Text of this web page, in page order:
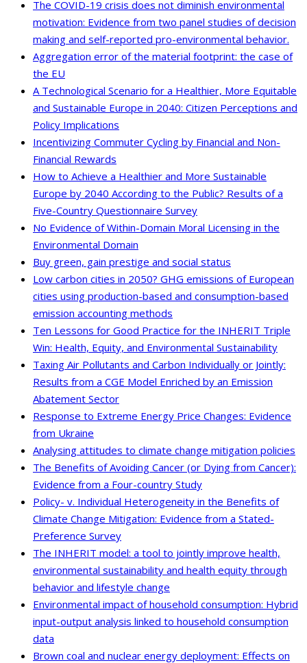
The COVID-19 crisis does not diminish environmental
motivation: Evidence from two panel studies of decision
making and self-reported pro-environmental behavior.
Aggregation error of the material footprint: the case of
the EU
A Technological Scenario for a Healthier, More Equitable
and Sustainable Europe in 2040: Citizen Perceptions and
Policy Implications
Incentivizing Commuter Cycling by Financial and Non-
Financial Rewards
How to Achieve a Healthier and More Sustainable
Europe by 2040 According to the Public? Results of a
Five-Country Questionnaire Survey
No Evidence of Within-Domain Moral Licensing in the
Environmental Domain
Buy green, gain prestige and social status
Low carbon cities in 2050? GHG emissions of European
cities using production-based and consumption-based
emission accounting methods
Ten Lessons for Good Practice for the INHERIT Triple
Win: Health, Equity, and Environmental Sustainability
Taxing Air Pollutants and Carbon Individually or Jointly:
Results from a CGE Model Enriched by an Emission
Abatement Sector
Response to Extreme Energy Price Changes: Evidence
from Ukraine
Analysing attitudes to climate change mitigation policies
The Benefits of Avoiding Cancer (or Dying from Cancer):
Evidence from a Four-country Study
Policy- v. Individual Heterogeneity in the Benefits of
Climate Change Mitigation: Evidence from a Stated-
Preference Survey
The INHERIT model: a tool to jointly improve health,
environmental sustainability and health equity through
behavior and lifestyle change
Environmental impact of household consumption: Hybrid
input-output analysis linked to household consumption
data
Brown coal and nuclear energy deployment: Effects on